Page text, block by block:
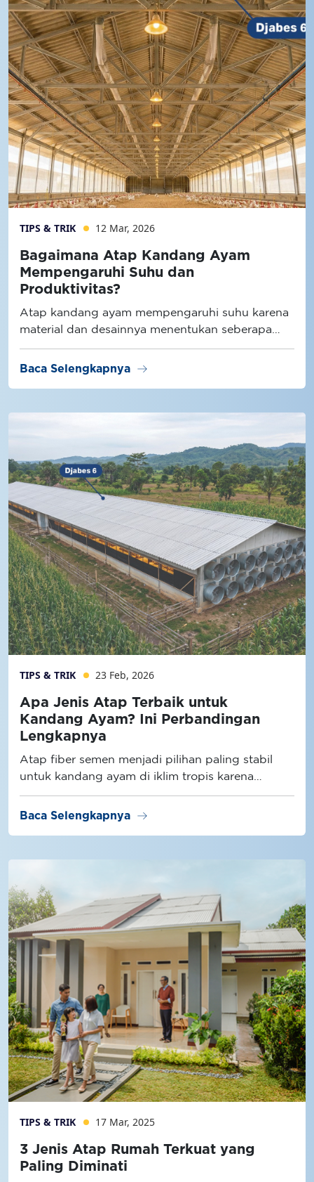
TIPS & TRIK 12 Mar, 2026
Bagaimana Atap Kandang Ayam
Mempengaruhi Suhu dan
Produktivitas?
Atap kandang ayam mempengaruhi suhu karena
material dan desainnya menentukan seberapa
besar radiasi panas masuk ke dalam kandang.
Baca Selengkapnya arrow_right_alt
TIPS & TRIK 23 Feb, 2026
Apa Jenis Atap Terbaik untuk
Kandang Ayam? Ini Perbandingan
Lengkapnya
Atap fiber semen menjadi pilihan paling stabil
untuk kandang ayam di iklim tropis karena
memiliki konduktivitas panas lebih rendah
dibanding atap metal dan lebih tahan lembap
Baca Selengkapnya arrow_right_alt
TIPS & TRIK 17 Mar, 2025
3 Jenis Atap Rumah Terkuat yang
Paling Diminati